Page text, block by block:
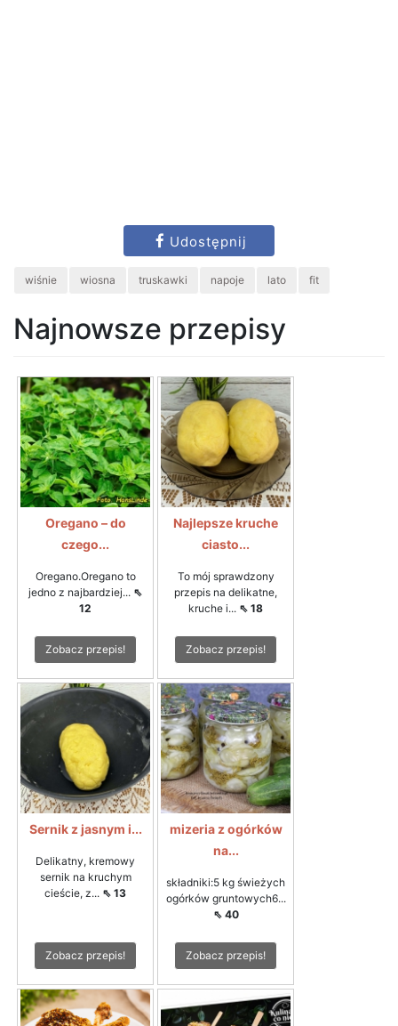
Udostępnij
wiśnie wiosna truskawki napoje lato fit
Najnowsze przepisy
Oregano – do
czego...
Oregano.Oregano to
jedno z najbardziej... ⇖
12
Zobacz przepis!
Najlepsze kruche
ciasto...
To mój sprawdzony
przepis na delikatne,
kruche i... ⇖ 18
Zobacz przepis!
Sernik z jasnym i...
Delikatny, kremowy
sernik na kruchym
cieście, z... ⇖ 13
Zobacz przepis!
mizeria z ogórków
na...
składniki:5 kg świeżych
ogórków gruntowych6...
⇖ 40
Zobacz przepis!